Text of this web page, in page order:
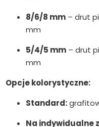
8/6/8 mm – drut
mm
5/4/5 mm – drut
mm
Opcje kolorystyczne:
Standard:
Na indywidualne